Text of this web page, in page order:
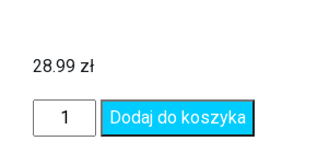
28.99 zł
Dodaj do koszyka